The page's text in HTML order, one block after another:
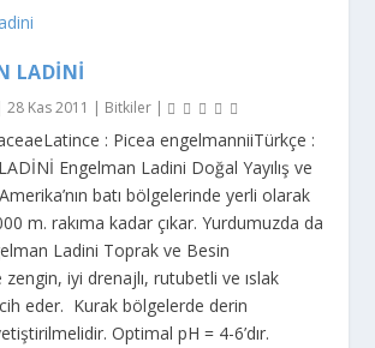
LADINI
|28 Kas 2011 | Bitkiler |
: Picea engelmanniiTürkçe :
Engelman Ladini Doğal Yayılış ve
batı bölgelerinde yerli olarak
m. rakıma kadar çıkar. Yurdumuzda da
Ladini Toprak ve Besin
iyi drenajlı, rutubetli ve ıslak
eder. Kurak bölgelerde derin
Optimal pH = 4-6’dır.